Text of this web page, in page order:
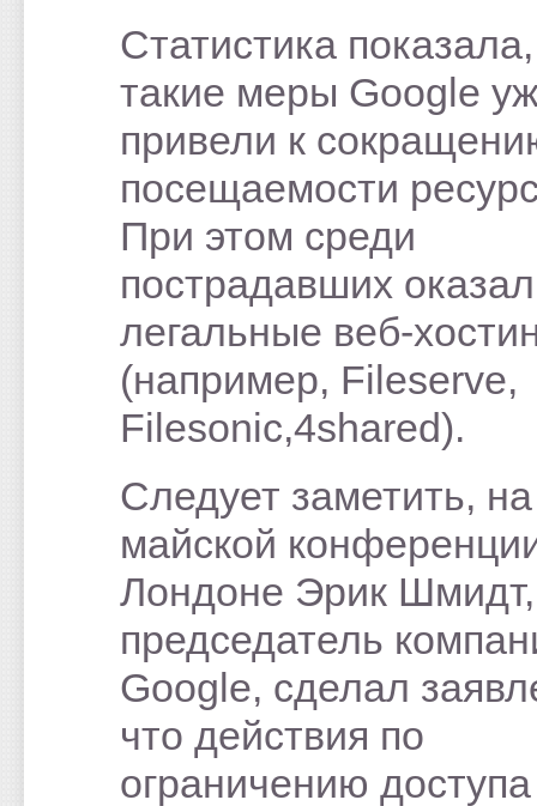
Статистика
такие меры Google
привели к
посещаемости
При этом среди
пострадавших
легальные веб-
(например, Fileserve,
Filesonic,4shared).
Следует заметить, на
майской
Лондоне Эрик Шмидт,
председатель
Google, сделал
что действия по
ограничению доступа